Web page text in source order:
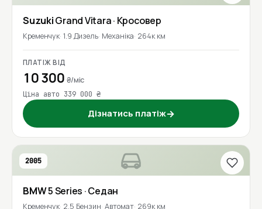
SuzukiGrand Vitara· Кросовер
Кременчук 1.9 Дизель Механіка 264к км
ПЛАТІЖ ВІД
10 300 ₴/міс
Ціна авто 339 000 ₴
Дізнатись платіж→
2005
BMW5 Series · Седан
Кременчук 2.5 Бензин Автомат 269к км